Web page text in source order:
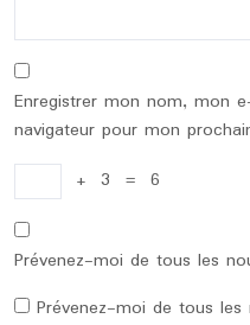
Enregistrer mon nom, mon
navigateur pour mon
+ 3 = 6
Prévenez-moi de tous les
Prévenez-moi de tous